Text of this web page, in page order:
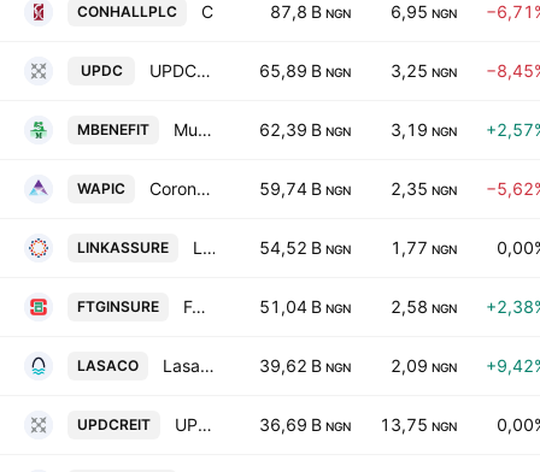
CONHALLPLC 87,8 B NGN 6,95 NGN
UPDC UPDC Plc 65,89 B NGN 3,25 NGN
MBENEFIT Mutual Benefits Assurance PLC 62,39 B NGN 3,19 NGN
WAPIC Coronation Insurance Plc 59,74 B NGN 2,35 NGN
LINKASSURE Linkage Assurance PLC 54,52 B NGN 1,77 NGN
FTGINSURE Fortis Global Insurance Plc 51,04 B NGN 2,58 NGN
LASACO Lasaco Assurance PLC 39,62 B NGN 2,09 NGN
UPDCREIT UPDC Real Estate Investment Trust 36,69 B NGN 13,75 NGN